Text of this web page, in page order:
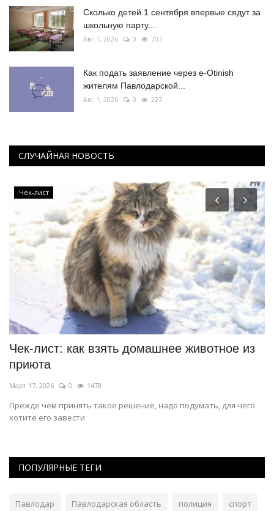
Сколько детей 1 сентября впервые сядут за
школьную парту...
Авг 1, 2026 0 707
Как подать заявление через e-Otinish
жителям Павлодарской...
Авг 1, 2026 0 227
СЛУЧАЙНАЯ НОВОСТЬ
Чек-лист
Чек-лист: как взять домашнее животное из
приюта
Март 17, 2026 0 1478
Прежде чем принять такое решение, надо подумать, для чего
хотите его завести
ПОПУЛЯРНЫЕ ТЕГИ
Павлодар Павлодарская область полиция спорт